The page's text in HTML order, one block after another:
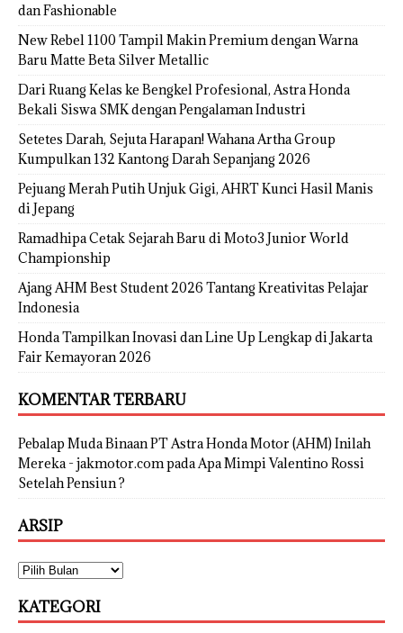
dan Fashionable
New Rebel 1100 Tampil Makin Premium dengan Warna
Baru Matte Beta Silver Metallic
Dari Ruang Kelas ke Bengkel Profesional, Astra Honda
Bekali Siswa SMK dengan Pengalaman Industri
Setetes Darah, Sejuta Harapan! Wahana Artha Group
Kumpulkan 132 Kantong Darah Sepanjang 2026
Pejuang Merah Putih Unjuk Gigi, AHRT Kunci Hasil Manis
di Jepang
Ramadhipa Cetak Sejarah Baru di Moto3 Junior World
Championship
Ajang AHM Best Student 2026 Tantang Kreativitas Pelajar
Indonesia
Honda Tampilkan Inovasi dan Line Up Lengkap di Jakarta
Fair Kemayoran 2026
KOMENTAR TERBARU
Pebalap Muda Binaan PT Astra Honda Motor (AHM) Inilah
Mereka - jakmotor.compadaApa Mimpi Valentino Rossi
Setelah Pensiun ?
ARSIP
KATEGORI